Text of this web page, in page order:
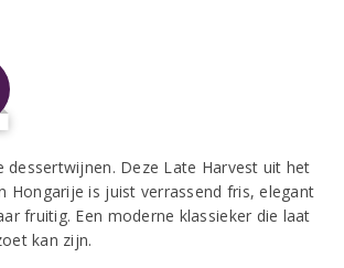
dessertwijnen. Deze Late Harvest uit het
Hongarije is juist verrassend fris, elegant
fruitig. Een moderne klassieker die laat
kan zijn.